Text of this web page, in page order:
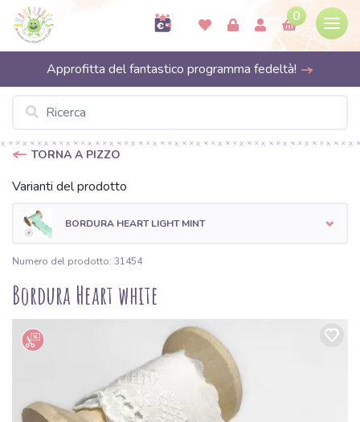
0
Approfitta del fantastico programma fedeltà!
TORNA A PIZZO
Varianti del prodotto
BORDURA HEART LIGHT MINT
Numero del prodotto: 31454
Bordura Heart white